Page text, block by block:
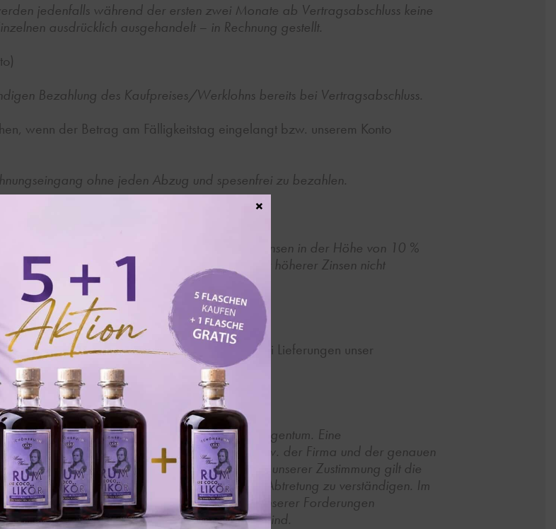
jedenfalls während der ersten zwei Monate ab Vertragsabschluss keine
ausdrücklich ausgehandelt – in Rechnung gestellt.
Bezahlung des Kaufpreises/Werklohns bereits bei Vertragsabschluss.
wenn der Betrag am Fälligkeitstag eingelangt bzw. unserem Konto
ohne jeden Abzug und spesenfrei zu bezahlen.
Werkbestellers sind wir berechtigt, Verzugszinsen in der Höhe von 10 %
werden Ansprüche auf Ersatz nachgewiesener höherer Zinsen nicht
die Kosten und das Risiko des Transportes bei Lieferungen unser
und aller Kosten und Spesen unser Eigentum. Eine
vorher unter Anführung des Namens bzw. der Firma und der genauen
und wir der Veräußerung zustimmen. Im Falle unserer Zustimmung gilt die
befugt, den Drittschuldner von dieser Abtretung zu verständigen. Im
Zahlungen des Schuldners primär jenen unserer Forderungen
oder andere Sicherungsmittel gesichert sind.
×